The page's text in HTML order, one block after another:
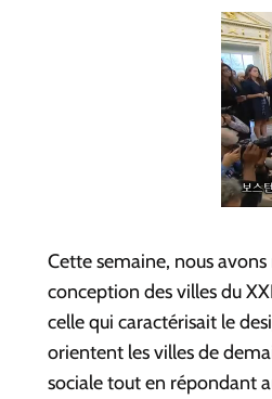
Cette semaine, nous
conception des villes du
celle qui caractérisait le
orientent les villes de
sociale tout en répondant